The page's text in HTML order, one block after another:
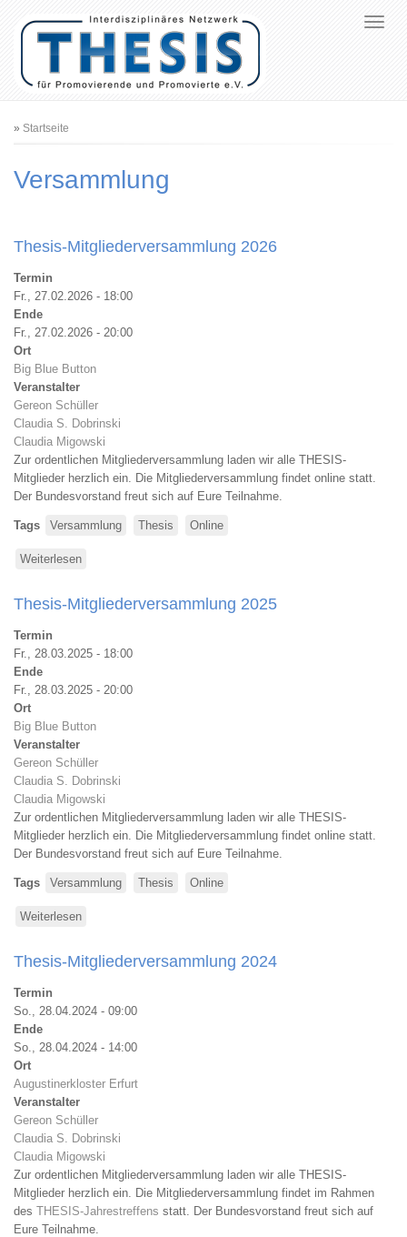
Pfadnavigation
Startseite
Versammlung
Thesis-Mitgliederversammlung 2026
Termin
Fr., 27.02.2026 - 18:00
Ende
Fr., 27.02.2026 - 20:00
Ort
Big Blue Button
Veranstalter
Gereon Schüller
Claudia S. Dobrinski
Claudia Migowski
Zur ordentlichen Mitgliederversammlung laden wir alle THESIS-
Mitglieder herzlich ein. Die Mitgliederversammlung findet online statt.
Der Bundesvorstand freut sich auf Eure Teilnahme.
Tags Versammlung Thesis Online
Weiterlesen
Mitgliederversammlung
2026
Thesis-Mitgliederversammlung 2025
Termin
Fr., 28.03.2025 - 18:00
Ende
Fr., 28.03.2025 - 20:00
Ort
Big Blue Button
Veranstalter
Gereon Schüller
Claudia S. Dobrinski
Claudia Migowski
Zur ordentlichen Mitgliederversammlung laden wir alle THESIS-
Mitglieder herzlich ein. Die Mitgliederversammlung findet online statt.
Der Bundesvorstand freut sich auf Eure Teilnahme.
Tags Versammlung Thesis Online
Weiterlesen
Mitgliederversammlung
2025
Thesis-Mitgliederversammlung 2024
Termin
So., 28.04.2024 - 09:00
Ende
So., 28.04.2024 - 14:00
Ort
Augustinerkloster Erfurt
Veranstalter
Gereon Schüller
Claudia S. Dobrinski
Claudia Migowski
Zur ordentlichen Mitgliederversammlung laden wir alle THESIS-
Mitglieder herzlich ein. Die Mitgliederversammlung findet im Rahmen
des THESIS-Jahrestreffens statt. Der Bundesvorstand freut sich auf
Eure Teilnahme.